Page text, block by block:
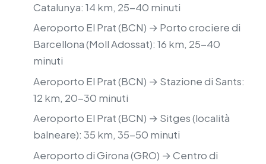
Catalunya: 14 km, 25-40 minuti
Aeroporto El Prat (BCN) → Porto crociere di
Barcellona (Moll Adossat): 16 km, 25-40
minuti
Aeroporto El Prat (BCN) → Stazione di Sants:
12 km, 20-30 minuti
Aeroporto El Prat (BCN) → Sitges (località
balneare): 35 km, 35-50 minuti
Aeroporto di Girona (GRO) → Centro di